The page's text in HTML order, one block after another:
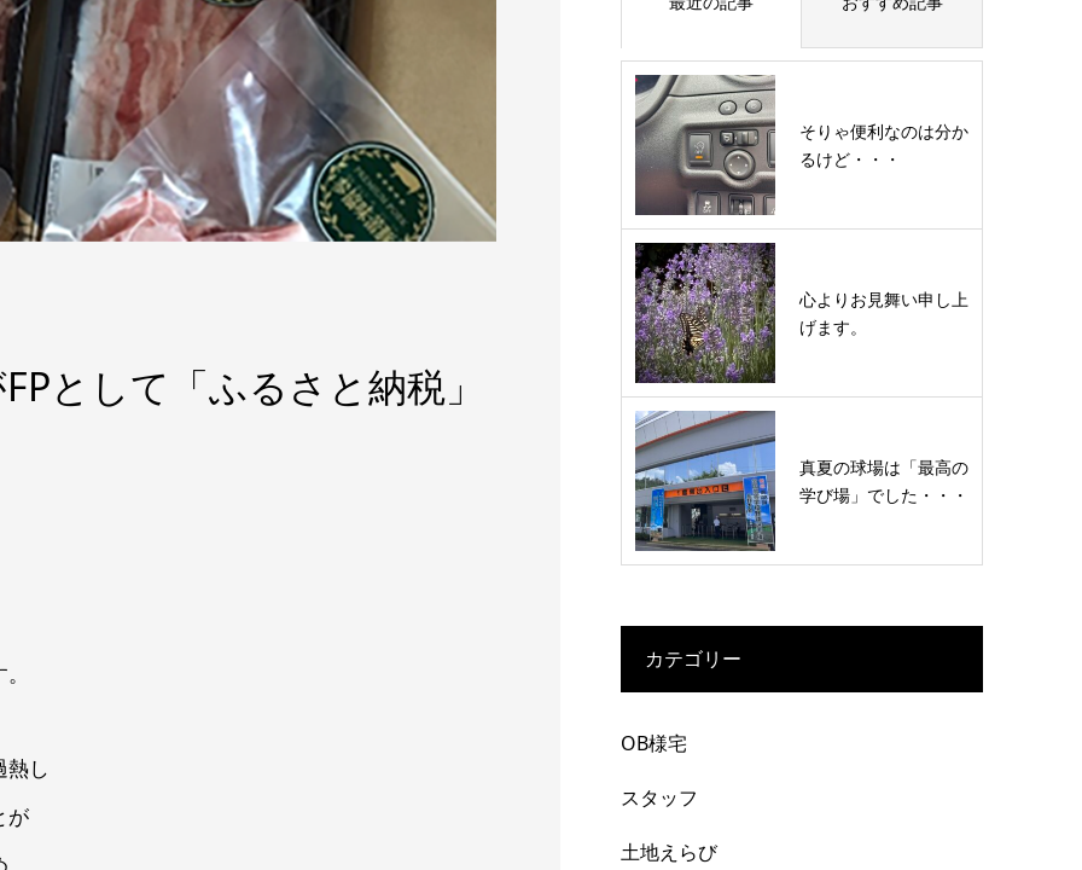
として「ふるさと納税」
熱し
が
そりゃ便利なのは分か
るけど・・・
心よりお見舞い申し上
げます。
真夏の球場は「最高の
学び場」でした・・・
カテゴリー
OB様宅
スタッフ
土地えらび